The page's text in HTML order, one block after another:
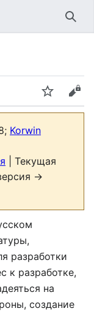
Следить
Korwin
| Текущая
→
разработки
к разработке,
на
создание